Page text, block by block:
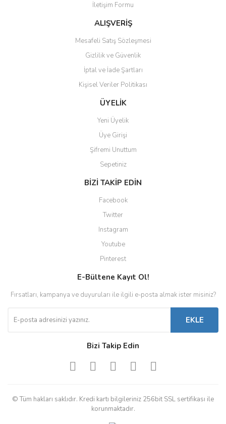
Ürün bilgilerinde hatalar bulunuyor.
Ürün fiyatı diğer sitelerden daha pahalı.
Gönder
İletişim Formu
ALIŞVERİŞ
Mesafeli Satış Sözleşmesi
Gizlilik ve Güvenlik
İptal ve İade Şartları
Kişisel Veriler Politikası
ÜYELİK
Yeni Üyelik
Üye Girişi
Şifremi Unuttum
Sepetiniz
BİZİ TAKİP EDİN
Facebook
Twitter
Instagram
Youtube
Pinterest
E-Bültene Kayıt Ol!
Fırsatları, kampanya ve duyuruları ile ilgili e-posta almak ister misiniz?
EKLE
Bizi Takip Edin
© Tüm hakları saklıdır. Kredi kartı bilgileriniz 256bit SSL sertifikası ile
korunmaktadır.